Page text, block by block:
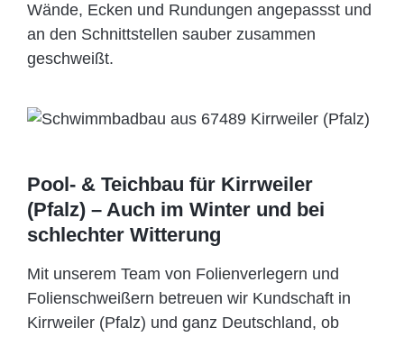
Wände, Ecken und Rundungen angepassst und
an den Schnittstellen sauber zusammen
geschweißt.
Pool- & Teichbau für Kirrweiler
(Pfalz) – Auch im Winter und bei
schlechter Witterung
Mit unserem Team von Folienverlegern und
Folien­schweißern betreuen wir Kundschaft in
Kirrweiler (Pfalz) und ganz Deutschland, ob